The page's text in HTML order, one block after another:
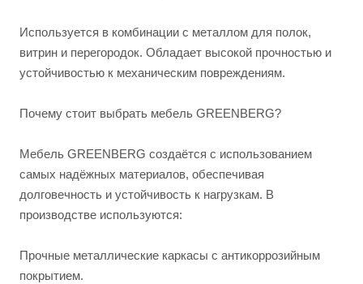
Используется в комбинации с металлом для полок,
витрин и перегородок. Обладает высокой прочностью и
устойчивостью к механическим повреждениям.
Почему стоит выбрать мебель GREENBERG?
Мебель GREENBERG создаётся с использованием
самых надёжных материалов, обеспечивая
долговечность и устойчивость к нагрузкам. В
производстве используются:
Прочные металлические каркасы с антикоррозийным
покрытием.